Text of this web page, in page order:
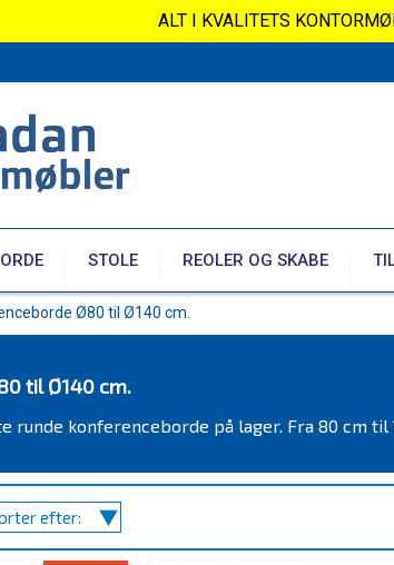
ALT I KVALITETS
STOLE REOLER OG SKABE
Ø80 til Ø140 cm.
til Ø140 cm.
runde konferenceborde på lager. Fra 80 cm til
efter: